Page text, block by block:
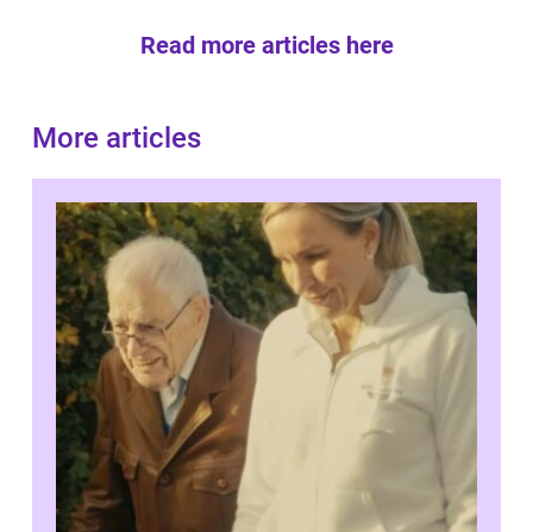
Read more articles here
More articles